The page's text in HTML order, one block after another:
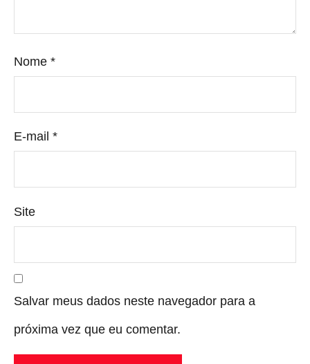
Nome *
E-mail *
Site
Salvar meus dados neste navegador para a
próxima vez que eu comentar.